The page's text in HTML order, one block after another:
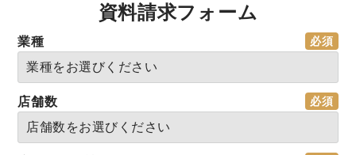
資料請求フォーム
業種
店舗数